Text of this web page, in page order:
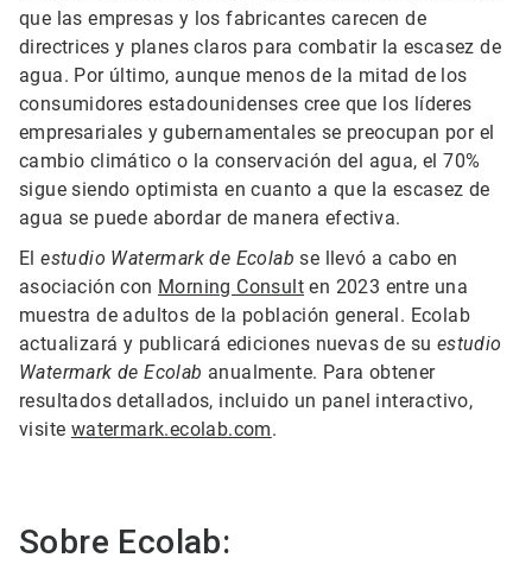
que las empresas y los fabricantes carecen de
directrices y planes claros para combatir la escasez de
agua. Por último, aunque menos de la mitad de los
consumidores estadounidenses cree que los líderes
empresariales y gubernamentales se preocupan por el
cambio climático o la conservación del agua, el 70%
sigue siendo optimista en cuanto a que la escasez de
agua se puede abordar de manera efectiva.
Elestudio Watermark de Ecolab se llevó a cabo en
asociación con Morning Consult en 2023 entre una
muestra de adultos de la población general. Ecolab
actualizará y publicará ediciones nuevas de su estudio
Watermark de Ecolab anualmente. Para obtener
resultados detallados, incluido un panel interactivo,
visite watermark.ecolab.com.
Sobre Ecolab: